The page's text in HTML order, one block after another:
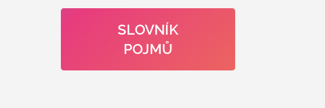
SLOVNÍK
POJMŮ